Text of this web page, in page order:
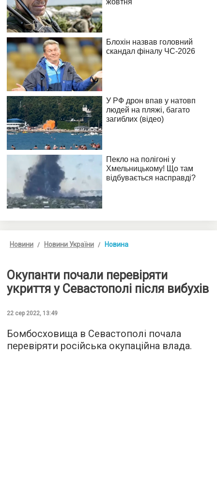
Новини Новини України Новина
Окупанти почали перевіряти
укриття у Севастополі після вибухів
22 сер 2022, 13:49
Бомбосховища в Севастополі почала
перевіряти російська окупаційна влада.